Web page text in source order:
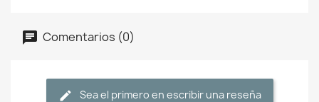
Comentarios (0)
Sea el primero en escribir una reseña